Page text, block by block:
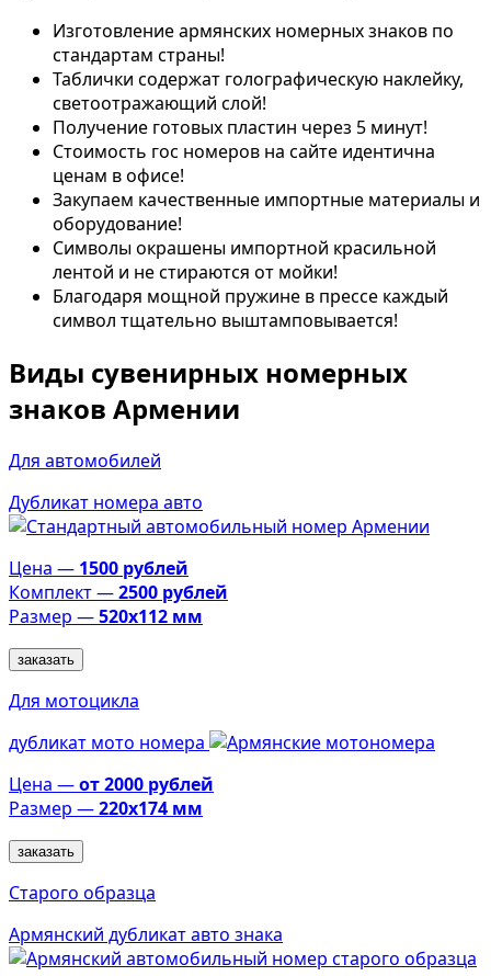
Изготовление армянских номерных знаков по
стандартам страны!
Таблички содержат голографическую наклейку,
светоотражающий слой!
Получение готовых пластин через 5 минут!
Стоимость гос номеров на сайте идентична
ценам в офисе!
Закупаем качественные импортные материалы и
оборудование!
Символы окрашены импортной красильной
лентой и не стираются от мойки!
Благодаря мощной пружине в прессе каждый
символ тщательно выштамповывается!
Виды сувенирных номерных
знаков Армении
Для автомобилей
Дубликат номера авто
Цена — 1500 рублей
Комплект —2500 рублей
Размер —520х112 мм
заказать
Для мотоцикла
дубликат мото номера
Цена —от 2000 рублей
Размер —220х174 мм
заказать
Старого образца
Армянский дубликат авто знака